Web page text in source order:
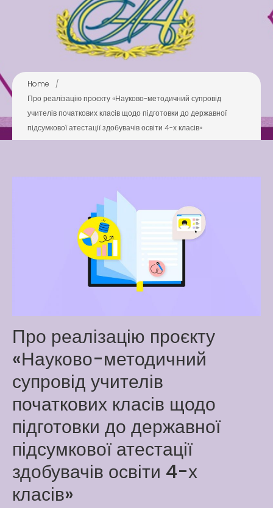
Pool
Play is Our Brain’s Favorite
Way
Latter match class
Kiddie
Latter match class
Swimming Lessons at New
Play is Our Brain’s Favorite
Way
Kiddie
Home
/
Про реалізацію проєкту «Науково-методичний супровід
учителів початкових класів щодо підготовки до державної
підсумкової атестації здобувачів освіти 4-х класів»
Про реалізацію проєкту
«Науково-методичний
супровід учителів
початкових класів щодо
підготовки до державної
підсумкової атестації
здобувачів освіти 4-х
класів»